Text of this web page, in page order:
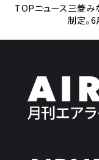
TOPニュース三菱み
制定。